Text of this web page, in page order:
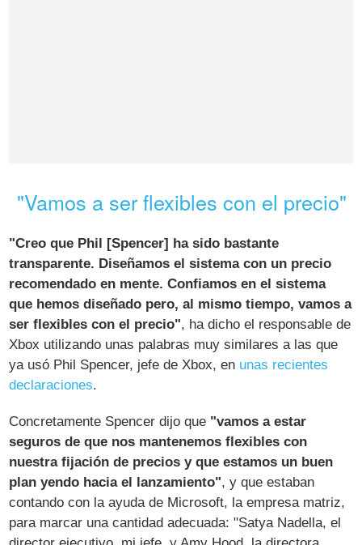
"Vamos a ser flexibles con el precio"
"Creo que Phil [Spencer] ha sido bastante
transparente. Diseñamos el sistema con un precio
recomendado en mente. Confiamos en el sistema
que hemos diseñado pero, al mismo tiempo, vamos a
ser flexibles con el precio", ha dicho el responsable de
Xbox utilizando unas palabras muy similares a las que
ya usó Phil Spencer, jefe de Xbox, en unas recientes
declaraciones.
Concretamente Spencer dijo que "vamos a estar
seguros de que nos mantenemos flexibles con
nuestra fijación de precios y que estamos un buen
plan yendo hacia el lanzamiento", y que estaban
contando con la ayuda de Microsoft, la empresa matriz,
para marcar una cantidad adecuada: "Satya Nadella, el